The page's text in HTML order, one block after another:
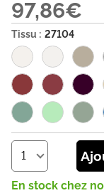
97,86€
Tissu : 27104
En stock chez